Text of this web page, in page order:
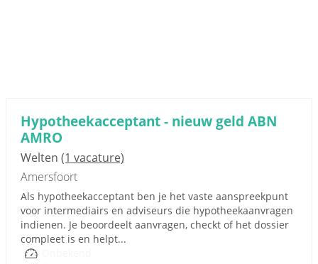
Hypotheekacceptant - nieuw geld ABN
AMRO
Welten (1 vacature)
Amersfoort
Als hypotheekacceptant ben je het vaste aanspreekpunt
voor intermediairs en adviseurs die hypotheekaanvragen
indienen. Je beoordeelt aanvragen, checkt of het dossier
compleet is en helpt...